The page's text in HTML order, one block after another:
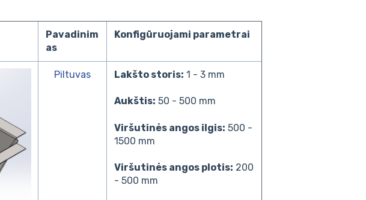
Pavadinim
as
Konfigūruojami parametrai
Piltuvas Lakšto storis: 1 - 3 mm
Aukštis: 50 - 500 mm
Viršutinės angos ilgis: 500 -
1500 mm
Viršutinės angos plotis: 200
- 500 mm